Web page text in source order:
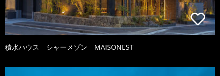
積水ハウス シャーメゾン MAISONEST